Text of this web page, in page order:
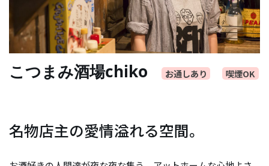
こつまみ酒場chiko お通しあり 喫煙OK
名物店主の愛情溢れる空間。